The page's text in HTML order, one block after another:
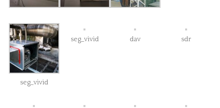
seg_vivid
seg_vivid dav sdr